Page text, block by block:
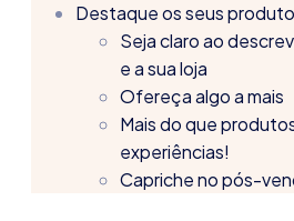
Destaque os seus
Seja claro ao
e a sua loja
Ofereça algo a mais
Mais do que
experiências!
Capriche no pós-